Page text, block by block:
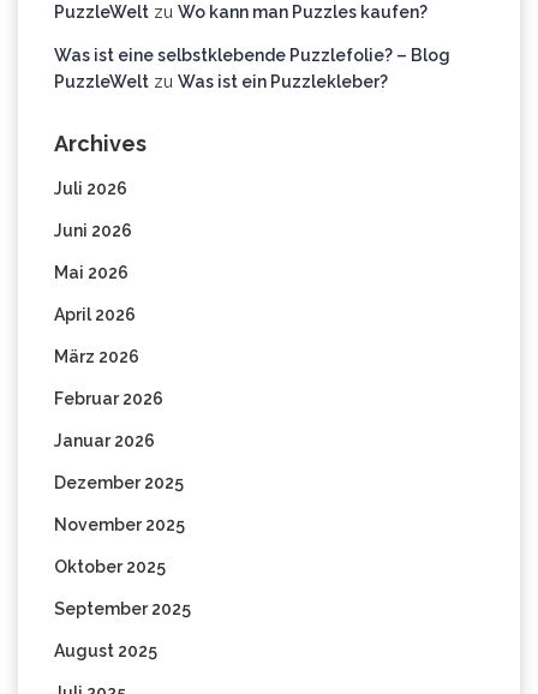
PuzzleWelt zu Wo kann man Puzzles kaufen?
Was ist eine selbstklebende Puzzlefolie? – Blog
PuzzleWelt zu Was ist ein Puzzlekleber?
Archives
Juli 2026
Juni 2026
Mai 2026
April 2026
März 2026
Februar 2026
Januar 2026
Dezember 2025
November 2025
Oktober 2025
September 2025
August 2025